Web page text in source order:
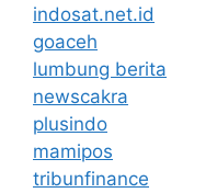
indosat.net.id
goaceh
lumbung berita
newscakra
plusindo
mamipos
tribunfinance